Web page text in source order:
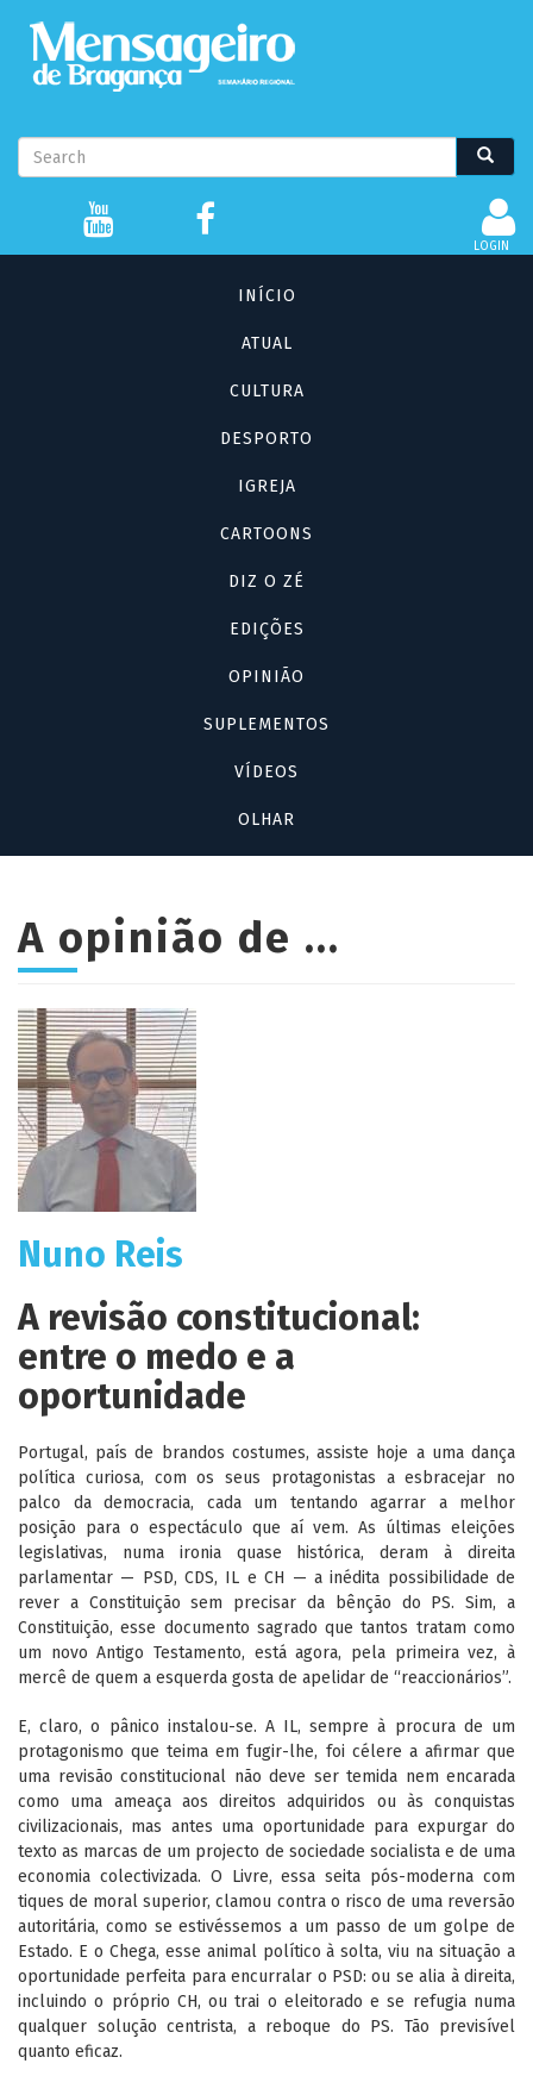
para
conteúdo
Formulário
pesquisa
Search Search
LOGIN
INÍCIO
ATUAL
CULTURA
DESPORTO
IGREJA
CARTOONS
DIZ O ZÉ
EDIÇÕES
OPINIÃO
SUPLEMENTOS
VÍDEOS
OLHAR
A opinião de ...
Nuno Reis
A revisão constitucional:
entre o medo e a
oportunidade
Portugal, país de brandos costumes, assiste hoje a uma dança
política curiosa, com os seus protagonistas a esbracejar no
palco da democracia, cada um tentando agarrar a melhor
posição para o espectáculo que aí vem. As últimas eleições
legislativas, numa ironia quase histórica, deram à direita
parlamentar — PSD, CDS, IL e CH — a inédita possibilidade de
rever a Constituição sem precisar da bênção do PS. Sim, a
Constituição, esse documento sagrado que tantos tratam como
um novo Antigo Testamento, está agora, pela primeira vez, à
mercê de quem a esquerda gosta de apelidar de “reaccionários”.
E, claro, o pânico instalou-se. A IL, sempre à procura de um
protagonismo que teima em fugir-lhe, foi célere a afirmar que
uma revisão constitucional não deve ser temida nem encarada
como uma ameaça aos direitos adquiridos ou às conquistas
civilizacionais, mas antes uma oportunidade para expurgar do
texto as marcas de um projecto de sociedade socialista e de uma
economia colectivizada. O Livre, essa seita pós-moderna com
tiques de moral superior, clamou contra o risco de uma reversão
autoritária, como se estivéssemos a um passo de um golpe de
Estado. E o Chega, esse animal político à solta, viu na situação a
oportunidade perfeita para encurralar o PSD: ou se alia à direita,
incluindo o próprio CH, ou trai o eleitorado e se refugia numa
qualquer solução centrista, a reboque do PS. Tão previsível
quanto eficaz.